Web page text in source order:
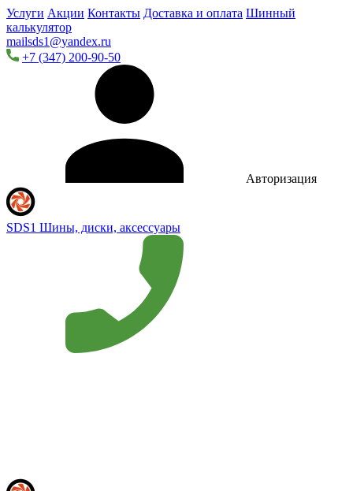
Услуги Акции Контакты Доставка и оплата Шинный
калькулятор
mailsds1@yandex.ru
+7 (347) 200-90-50
Авторизация
SDS1 Шины, диски, аксессуары